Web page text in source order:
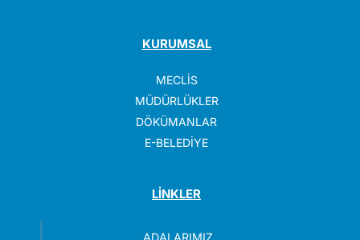
KURUMSAL
MECLİS
MÜDÜRLÜKLER
DÖKÜMANLAR
E-BELEDİYE
LİNKLER